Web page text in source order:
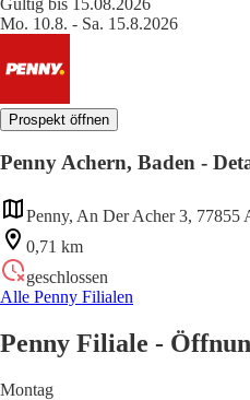
Mo. 10.8. - Sa. 15.8.2026
Prospekt öffnen
Penny Achern, Baden -
Penny, An Der Acher 3, 77855
0,71 km
geschlossen
Alle Penny Filialen
Penny Filiale -
Montag